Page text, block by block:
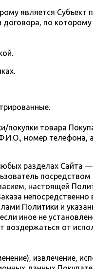
является Субъект
по
покупки товара
номер телефона,
разделах Сайта
посредством
настоящей
непосредственно
Политики и
иное не
воздержаться от
извлечение,